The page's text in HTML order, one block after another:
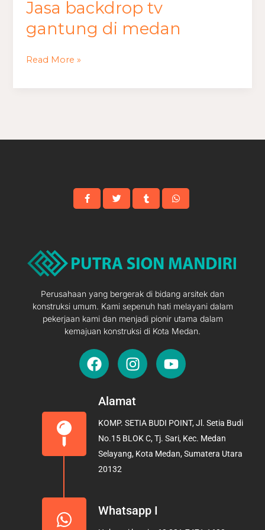
Jasa backdrop tv
gantung di medan
Read More »
Perusahaan yang bergerak di bidang arsitek dan
konstruksi umum. Kami sepenuh hati melayani dalam
pekerjaan kami dan menjadi pionir utama dalam
kemajuan konstruksi di Kota Medan.
F
a
e
o
o
k
I
n
t
g
r
a
Y
o
b
e
Alamat
KOMP. SETIA BUDI POINT, Jl. Setia Budi
No.15 BLOK C, Tj. Sari, Kec. Medan
Selayang, Kota Medan, Sumatera Utara
20132
Whatsapp I